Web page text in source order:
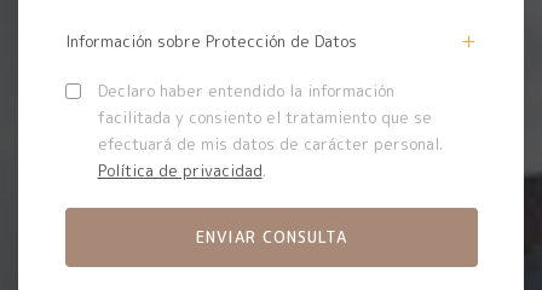
Información sobre Protección de Datos
Declaro haber entendido la información
facilitada y consiento el tratamiento que se
efectuará de mis datos de carácter personal.
Política de privacidad.